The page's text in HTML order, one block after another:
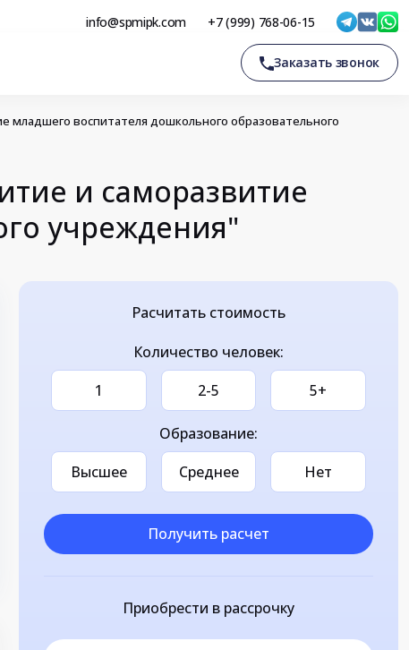
info@spmipk.com +7 (999) 768-06-15
Заказать звонок
воспитателя дошкольного образовательного
и саморазвитие
учреждения"
Расчитать стоимость
Количество человек:
1
2-5 5+
Образование:
Высшее
Среднее Нет
Получить расчет
Приобрести в рассрочку